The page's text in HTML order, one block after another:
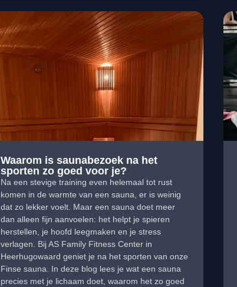
Waarom is saunabezoek na het
sporten zo goed voor je?
Na een stevige training even helemaal tot rust
komen in de warmte van een sauna, er is weinig
dat zo lekker voelt. Maar een sauna doet meer
dan alleen fijn aanvoelen: het helpt je spieren
herstellen, je hoofd leegmaken en je stress
verlagen. Bij AS Family Fitness Center in
Heerhugowaard geniet je na het sporten van onze
Finse sauna. In deze blog lees je wat een sauna
precies met je lichaam doet, waarom het zo goed